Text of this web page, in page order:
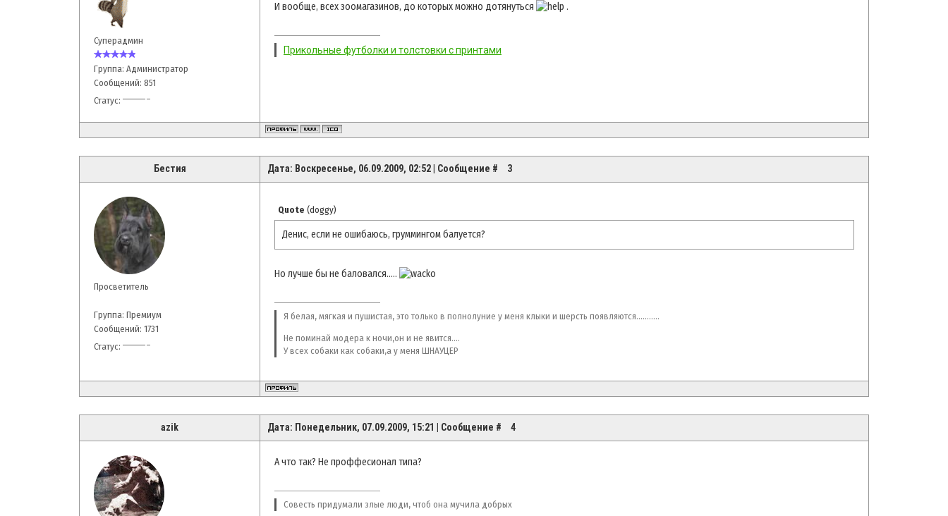
Суперадмин
Группа: Администратор
Сообщений: 851
Статус:
И вообще, всех зоомагазинов, до которых можно дотянуться
.
Прикольные футболки и толстовки с принтами
Бестия Дата: Воскресенье, 06.09.2009, 02:52 | Сообщение # 3
Просветитель
Группа: Премиум
Сообщений: 1731
Статус:
Quote (doggy)
Денис, если не ошибаюсь, груммингом балуется?
Но лучше бы не баловался.....
Я белая, мягкая и пушистая, это только в полнолуние у меня клыки и шерсть появляются...........
Не поминай модера к ночи,он и не явится....
У всех собаки как собаки,а у меня ШНАУЦЕР
azik Дата: Понедельник, 07.09.2009, 15:21 | Сообщение # 4
А что так? Не проффесионал типа?
Совесть придумали злые люди, чтоб она мучила добрых